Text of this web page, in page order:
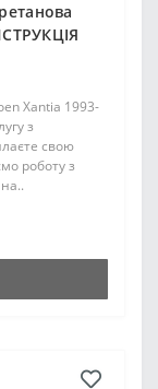
Xantia 1993-
з
свою
роботу з